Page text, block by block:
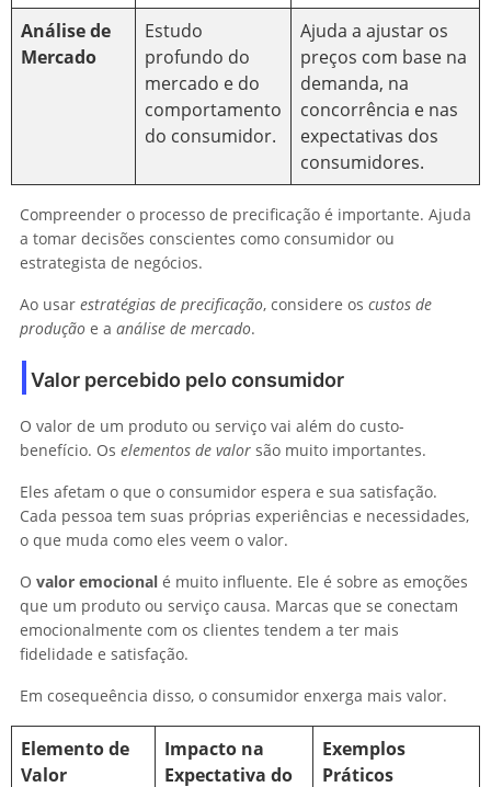
Análise de
Mercado
Estudo
profundo do
mercado e do
comportamento
do consumidor.
Ajuda a ajustar os
preços com base na
demanda, na
concorrência e nas
expectativas dos
consumidores.
Compreender o processo de precificação é importante. Ajuda
a tomar decisões conscientes como consumidor ou
estrategista de negócios.
Ao usar estratégias de precificação, considere os custos de
produção e a análise de mercado.
Valor percebido pelo consumidor
O valor de um produto ou serviço vai além do custo-
benefício. Os elementos de valor são muito importantes.
Eles afetam o que o consumidor espera e sua satisfação.
Cada pessoa tem suas próprias experiências e necessidades,
o que muda como eles veem o valor.
O valor emocional é muito influente. Ele é sobre as emoções
que um produto ou serviço causa. Marcas que se conectam
emocionalmente com os clientes tendem a ter mais
fidelidade e satisfação.
Em cosequeência disso, o consumidor enxerga mais valor.
Elemento de
Valor
Impacto na
Expectativa do
Exemplos
Práticos